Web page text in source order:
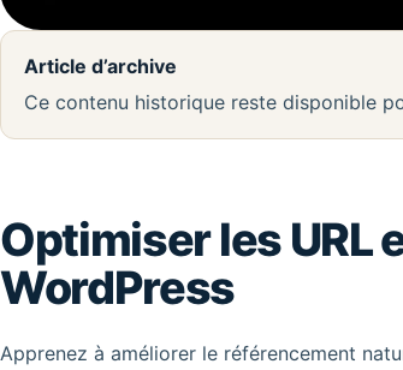
Article d’archive
Ce contenu historique reste disponible
Optimiser les URL
WordPress
Apprenez à améliorer le référencement